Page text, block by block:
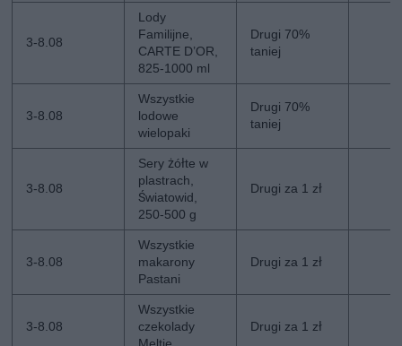
3-8.08
Lody
Familijne,
CARTE D’OR,
825-1000 ml
Drugi 70%
taniej
3-8.08
Wszystkie
lodowe
wielopaki
Drugi 70%
taniej
3-8.08
Sery żółte w
plastrach,
Światowid,
250-500 g
Drugi za 1 zł
3-8.08
Wszystkie
makarony
Pastani
Drugi za 1 zł
3-8.08
Wszystkie
czekolady
Drugi za 1 zł